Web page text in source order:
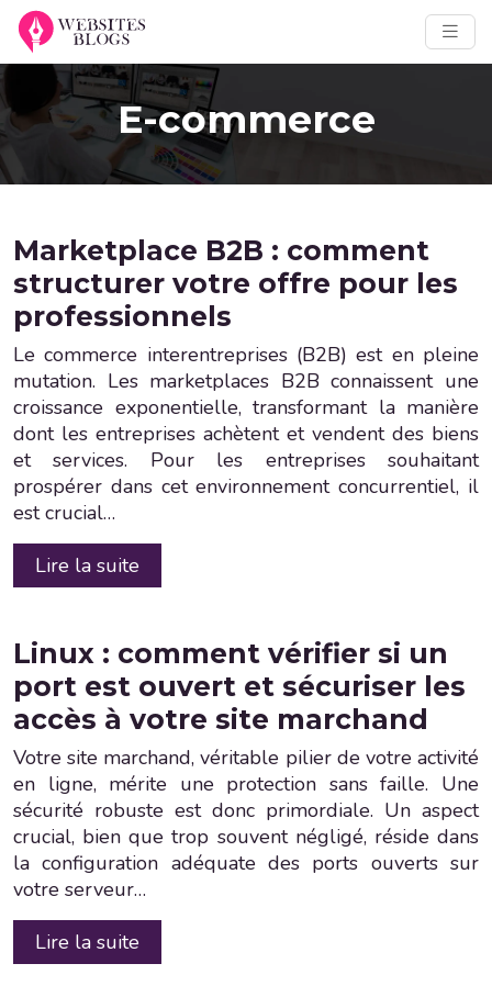
E-commerce
Marketplace B2B : comment
structurer votre offre pour les
professionnels
Le commerce interentreprises (B2B) est en pleine
mutation. Les marketplaces B2B connaissent une
croissance exponentielle, transformant la manière
dont les entreprises achètent et vendent des biens
et services. Pour les entreprises souhaitant
prospérer dans cet environnement concurrentiel, il
est crucial…
Lire la suite
Linux : comment vérifier si un
port est ouvert et sécuriser les
accès à votre site marchand
Votre site marchand, véritable pilier de votre activité
en ligne, mérite une protection sans faille. Une
sécurité robuste est donc primordiale. Un aspect
crucial, bien que trop souvent négligé, réside dans
la configuration adéquate des ports ouverts sur
votre serveur…
Lire la suite